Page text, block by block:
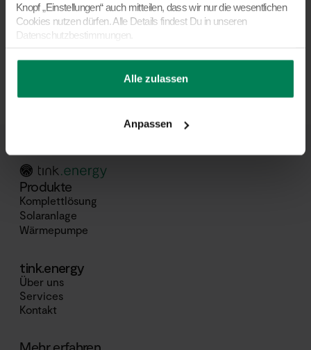
Knopf „Einstellungen“ auch mitteilen, dass wir nur die wesentlichen
Cookies nutzen dürfen. Alle Details findest Du in unseren
Datenschutzbestimmungen.
Alle zulassen
Anpassen
Kann ich auch direkt einen Beratungstermin buchen?
Produkte
Komplettlösung
Solaranlage
Wärmepumpe
tink.energy
Über uns
Services
Kontakt